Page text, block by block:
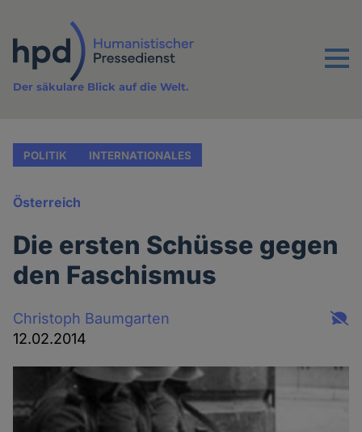
Inhalt
Menu
Der säkulare Blick auf die Welt.
POLITIK INTERNATIONALES
Österreich
Die ersten Schüsse gegen
den Faschismus
Christoph Baumgarten
12.02.2014